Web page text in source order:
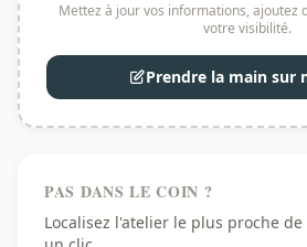
Mettez à jour vos informations, ajoutez
votre visibilité.
Prendre la main sur
PAS DANS LE COIN ?
Localisez l'atelier le plus proche